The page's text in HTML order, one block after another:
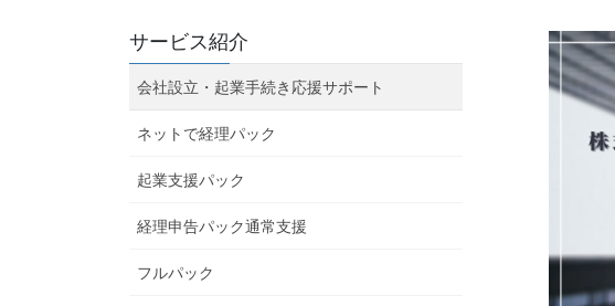
サービス紹介
会社設立・起業手続き応援サポート
ネットで経理パック
起業支援パック
経理申告パック通常支援
フルパック